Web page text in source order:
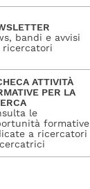
bandi e avvisi
ricercatori
ATTIVITÀ
PER LA
le
formative
a ricercatori